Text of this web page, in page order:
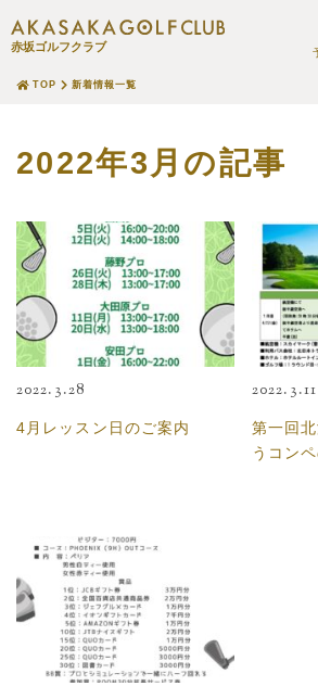
赤坂ゴルフクラブ
TOP 新着情報一覧
2022年3月の記事
2022.3.28
4月レッスン日のご案内
2022.3.11
第一回
うコン